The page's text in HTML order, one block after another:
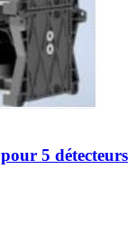
5 détecteurs